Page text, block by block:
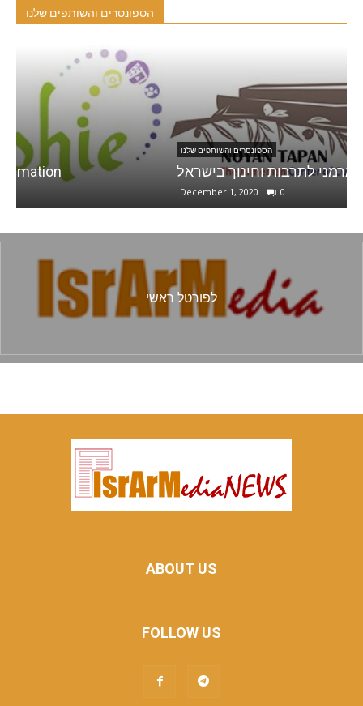
הספונסרים והשותפים שלנו
הספונסרים והשותפים שלנו
נויאן טפאן – המרכז הארמני לתרבות וחינוך בישראל
לפורטל ראשי
ABOUT US
FOLLOW US